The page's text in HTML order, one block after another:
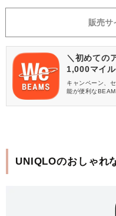
販売サ
＼初めての
1,000マイ
キャンペーン、
能が便利な
UNIQLOのおしゃれ